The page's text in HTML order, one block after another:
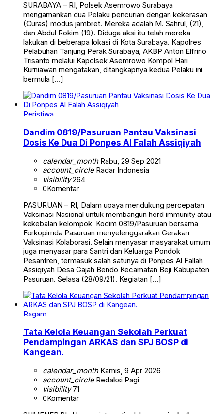
SURABAYA – RI, Polsek Asemrowo Surabaya
mengamankan dua Pelaku pencurian dengan kekerasan
(Curas) modus jambret. Mereka adalah M. Sahrul, (21),
dan Abdul Rokim (19). Diduga aksi itu telah mereka
lakukan di beberapa lokasi di Kota Surabaya. Kapolres
Pelabuhan Tanjung Perak Surabaya, AKBP Anton Elfrino
Trisanto melalui Kapolsek Asemrowo Kompol Hari
Kurniawan mengatakan, ditangkapnya kedua Pelaku ini
bermula […]
Peristiwa
Dandim 0819/Pasuruan Pantau Vaksinasi
Dosis Ke Dua Di Ponpes Al Falah Assiqiyah
calendar_monthRabu, 29 Sep 2021
account_circleRadar Indonesia
visibility264
0Komentar
PASURUAN – RI, Dalam upaya mendukung percepatan
Vaksinasi Nasional untuk membangun herd immunity atau
kekebalan kelompok, Kodim 0819/Pasuruan bersama
Forkopimda Pasuruan menyelenggarakan Gerakan
Vaksinasi Kolaborasi. Selain menyasar masyarakat umum
juga menyasar para Santri dan Keluarga Pondok
Pesantren, termasuk salah satunya di Ponpes Al Fallah
Assiqiyah Desa Gajah Bendo Kecamatan Beji Kabupaten
Pasuruan. Selasa (28/09/21). Kegiatan […]
Ragam
Tata Kelola Keuangan Sekolah Perkuat
Pendampingan ARKAS dan SPJ BOSP di
Kangean.
calendar_monthKamis, 9 Apr 2026
account_circleRedaksi Pagi
visibility71
0Komentar